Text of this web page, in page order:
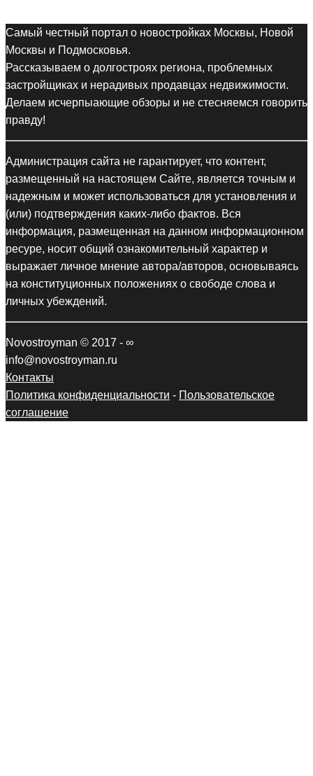
Самый честный портал о новостройках Москвы, Новой
Москвы и Подмосковья.
Рассказываем о долгостроях региона, проблемных
застройщиках и нерадивых продавцах недвижимости.
Делаем исчерпыающие обзоры и не стесняемся говорить
правду!
Администрация сайта не гарантирует, что контент,
размещенный на настоящем Сайте, является точным и
надежным и может использоваться для установления и
(или) подтверждения каких-либо фактов. Вся
информация, размещенная на данном информационном
ресуре, носит общий ознакомительный характер и
выражает личное мнение автора/авторов, основываясь
на конституционных положениях о свободе слова и
личных убеждений.
Novostroyman © 2017 - ∞
info@novostroyman.ru
Контакты
Политика конфиденциальности - Пользовательское
соглашение